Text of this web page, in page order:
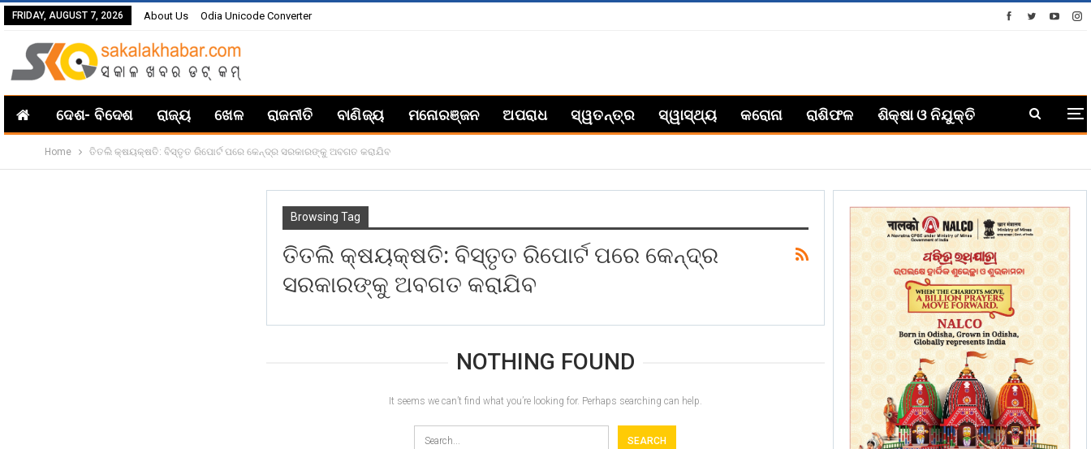
FRIDAY, AUGUST 7, 2026 About Us Odia Unicode Converter
ଦେଶ- ବିଦେଶ ରାଜ୍ୟ ଖେଳ ରାଜନୀତି ବାଣିଜ୍ୟ ମନୋରଞ୍ଜନ ଅପରାଧ ସ୍ୱତନ୍ତ୍ର ସ୍ୱାସ୍ଥ୍ୟ କରୋନା ରାଶିଫଳ ଶିକ୍ଷା ଓ ନିଯୁକ୍ତି
Home ତିତଲି କ୍ଷୟକ୍ଷତି: ବିସ୍ତୃତ ରିପୋର୍ଟ ପରେ କେନ୍ଦ୍ର ସରକାରଙ୍କୁ ଅବଗତ କରାଯିବ
Browsing Tag
ତିତଲି କ୍ଷୟକ୍ଷତି: ବିସ୍ତୃତ ରିପୋର୍ଟ ପରେ କେନ୍ଦ୍ର
ସରକାରଙ୍କୁ ଅବଗତ କରାଯିବ
NOTHING FOUND
It seems we can’t find what you’re looking for. Perhaps searching can help.